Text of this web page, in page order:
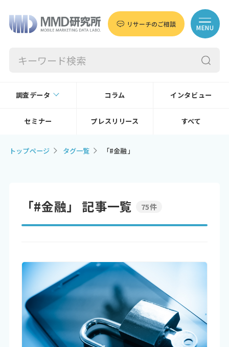
リサーチのご相談 MENU
調査データ コラム インタビュー
セミナー プレスリリース すべて
トップページ タグ一覧 「#金融」
「#金融」 記事一覧 75件